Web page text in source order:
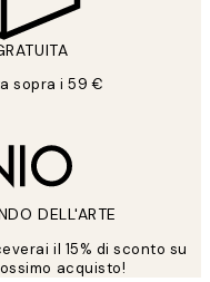
sopra i 59 €
DELL'ARTE
il 15% di sconto su
acquisto!